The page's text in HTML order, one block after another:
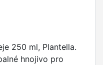
250 ml, Plantella.
hnojivo pro